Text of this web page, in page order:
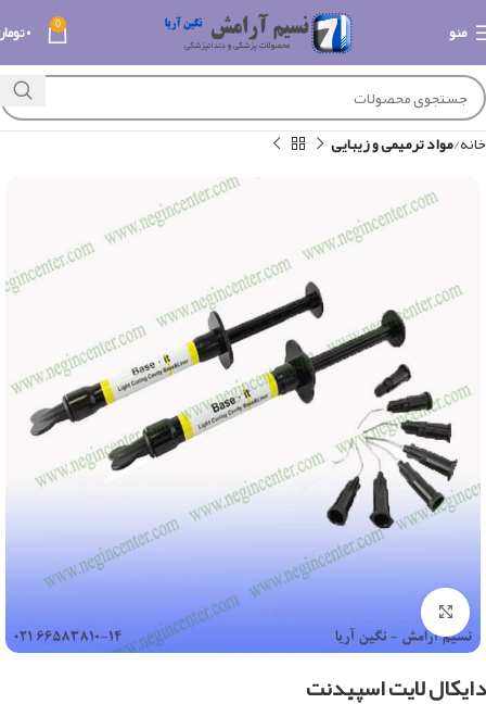
منو 0 ۰
خانه مواد ترمیمی و زیبایی
بزرگنمایی تصویر
دایکال لایت اسپیدنت